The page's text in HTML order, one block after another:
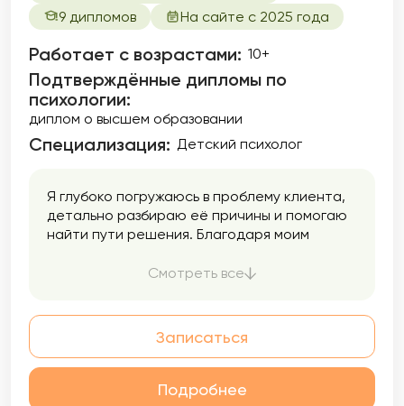
9 дипломов
На сайте с 2025 года
Работает с возрастами: 10+
Подтверждённые дипломы по
психологии:
диплом о высшем образовании
Специализация: Детский психолог
Я глубоко погружаюсь в проблему клиента,
детально разбираю её причины и помогаю
найти пути решения. Благодаря моим
управлению собственными чувствами и
желания. Со мной вы сможете освободиться
от груза прошлого и начать новую жизнь
наполненную радостью и уверенностью.
Смотреть все
Записаться
Подробнее